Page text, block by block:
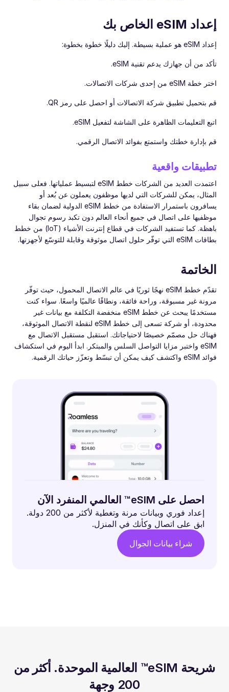
إعداد eSIM الخاص بك
إعداد eSIM هو عملية بسيطة. إليك دليلًا خطوة بخطوة:
تأكد من أن جهازك يدعم تقنية eSIM.
اختر خطة eSIM من إحدى شركات الاتصالات.
قم بتحميل تطبيق شركة الاتصالات أو احصل على رمز QR.
اتبع التعليمات الظاهرة على الشاشة لتفعيل eSIM.
قم بإدارة خطتك واستمتع بفوائد الاتصال الرقمي.
تطبيقات واقعية
اعتمدت العديد من الشركات خطط eSIM لتبسيط عملياتها. فعلى سبيل
المثال، يمكن للشركات التي لديها موظفون يعملون عن بُعد أو
يسافرون باستمرار الاستفادة من خطط eSIM الدولية لضمان بقاء
موظفيها على اتصال في جميع أنحاء العالم دون تكبد رسوم تجوال
باهظة. كما تستفيد الشركات في قطاع إنترنت الأشياء (IoT) من خطط
بطاقات eSIM التي توفّر حلول اتصال موثوقة وقابلة للتوسّع لأجهزتها.
الخاتمة
تقدّم خطط eSIM نهجًا ثوريًا في عالم الاتصال المحمول، حيث توفّر
مرونة غير مسبوقة، وراحة فائقة، ونطاقًا عالميًا واسعًا. سواء كنت
مستخدمًا يبحث عن خطط eSIM منخفضة التكلفة مع بيانات غير
محدودة، أو شركة تسعى إلى خطط eSIM لنقطة الاتصال الموثوقة،
فهناك حل مصمّم خصيصًا لاحتياجاتك. استقبل مستقبل الاتصال مع
eSIM واختبر مزايا التواصل السلس والمبتكر. ابدأ اليوم في استكشاف
فوائد eSIM واكتشف كيف يمكن أن تبسّط وتعزّز حياتك الرقمية.
احصل على eSIM™ العالمي المنفرد الآن
إعداد فوري وبيانات مرنة وتغطية لأكثر من 200 دولة.
ابق على اتصال وكأنك في المنزل.
شراء بيانات الجوال
شريحة eSIM™ العالمية الموحدة. أكثر من
200 وجهة